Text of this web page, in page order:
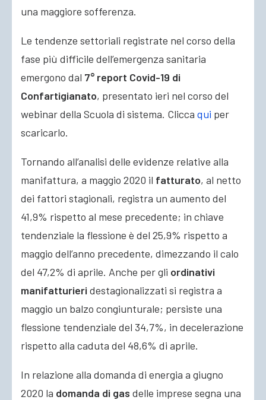
una maggiore sofferenza.
Le tendenze settoriali registrate nel corso della
fase più difficile dell’emergenza sanitaria
emergono dal 7° report Covid-19 di
Confartigianato, presentato ieri nel corso del
webinar della Scuola di sistema. Clicca qui per
scaricarlo.
Tornando all’analisi delle evidenze relative alla
manifattura, a maggio 2020 il fatturato, al netto
dei fattori stagionali, registra un aumento del
41,9% rispetto al mese precedente; in chiave
tendenziale la flessione è del 25,9% rispetto a
maggio dell’anno precedente, dimezzando il calo
del 47,2% di aprile. Anche per gli ordinativi
manifatturieri destagionalizzati si registra a
maggio un balzo congiunturale; persiste una
flessione tendenziale del 34,7%, in decelerazione
rispetto alla caduta del 48,6% di aprile.
In relazione alla domanda di energia a giugno
2020 la domanda di gas delle imprese segna una